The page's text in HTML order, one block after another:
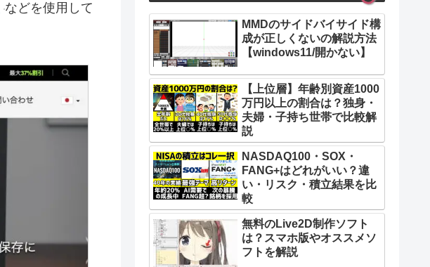
などを使用して
MMDのサイドバイサイド構
成が正しくないの解説方法
【windows11/開かない】
【上位層】年齢別資産1000
万円以上の割合は？独身・
夫婦・子持ち世帯で比較解
説
NASDAQ100・SOX・
FANG+はどれがいい？違
い・リスク・積立結果を比
較
無料のLive2D制作ソフト
は？スマホ版やオススメソ
フトを解説